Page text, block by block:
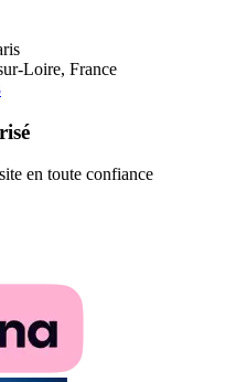
Loire, France
en toute confiance